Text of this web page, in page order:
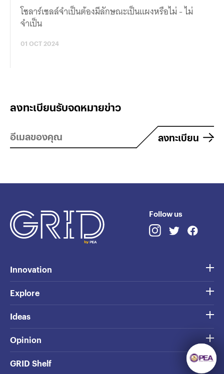
โซลาร์เซลล์จำเป็นต้องมีลักษณะเป็นแผงหรือไม่ - ไม่
จำเป็น
01 OCT 2024
ลงทะเบียนรับจดหมายข่าว
ลงทะเบียน
Follow us
Innovation
Explore
Ideas
Opinion
GRID Shelf